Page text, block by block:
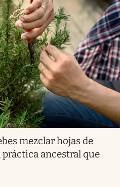
mezclar hojas de
ancestral que